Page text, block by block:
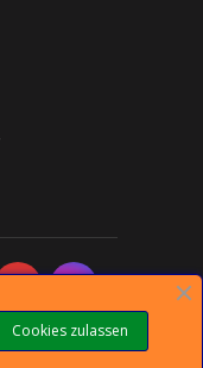
Cookies zulassen